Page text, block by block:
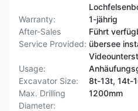
Warranty:
1-jährig
After-Sales
Service Provided:
Führt
übersee
Usage:
Excavator Size:
8t-13t, 14t-
Max. Drilling
Diameter:
1200mm